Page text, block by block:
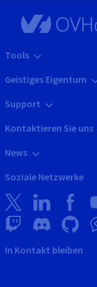
Tools
Geistiges Eigentum
Support
Kontaktieren Sie uns
News
Soziale Netzwerke
In Kontakt bleiben